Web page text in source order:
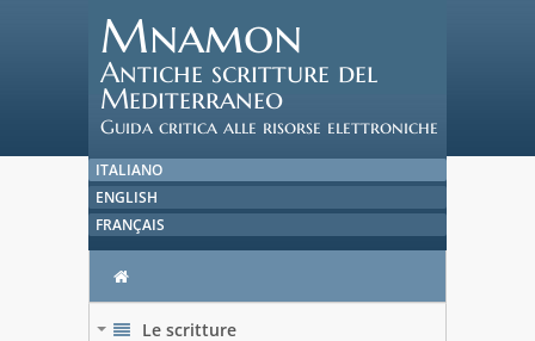
Mnamon
Antiche scritture del
Mediterraneo
Guida critica alle risorse elettroniche
ITALIANO
ENGLISH
FRANÇAIS
Le scritture